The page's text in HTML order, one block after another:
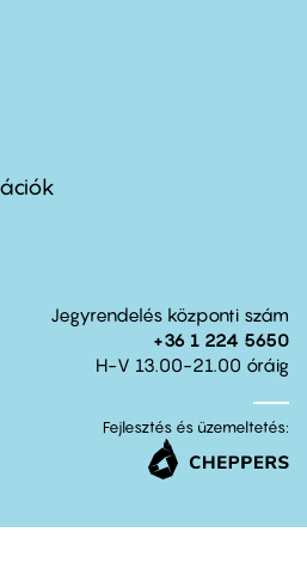
Jegyrendelés központi szám
+36 1 224 5650
H-V 13.00-21.00 óráig
Fejlesztés és üzemeltetés: